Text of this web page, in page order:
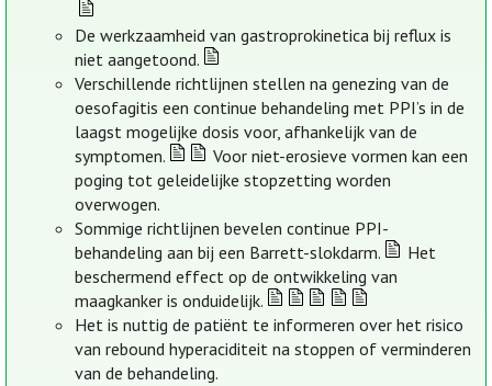
De werkzaamheid van gastroprokinetica bij reflux is
niet aangetoond.
Verschillende richtlijnen stellen na genezing van de
oesofagitis een continue behandeling met PPI’s in de
laagst mogelijke dosis voor, afhankelijk van de
symptomen.
Voor niet-erosieve vormen kan een
poging tot geleidelijke stopzetting worden
overwogen.
Sommige richtlijnen bevelen continue PPI-
behandeling aan bij een Barrett-slokdarm.
Het
beschermend effect op de ontwikkeling van
maagkanker is onduidelijk.
Het is nuttig de patiënt te informeren over het risico
van rebound hyperaciditeit na stoppen of verminderen
van de behandeling.